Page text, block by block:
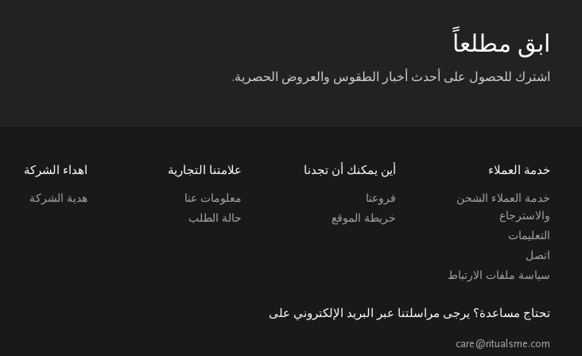
ابق مطلعاً
اشترك للحصول على أحدث أخبار الطقوس والعروض الحصرية.
خدمة العملاء
خدمة العملاء الشحن
والاسترجاع
التعليمات
اتصل
سياسة ملفات الارتباط
أين يمكنك أن تجدنا
فروعنا
خريطة الموقع
علامتنا التجارية
معلومات عنا
حالة الطلب
اهداء الشركة
هدية الشركة
تحتاج مساعدة؟ يرجى مراسلتنا عبر البريد الإلكتروني على
care@ritualsme.com